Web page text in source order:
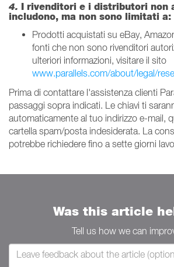
4. I rivenditori e i distributori non
includono, ma non sono limitati a:
Prodotti acquistati su eBay,
fonti che non sono rivenditori
ulteriori informazioni, visitare il sito
www.parallels.com/about/legal/
Prima di contattare l'assistenza clienti
passaggi sopra indicati. Le chiavi ti
automaticamente al tuo indirizzo e-mail,
cartella spam/posta indesiderata. La
potrebbe richiedere fino a sette giorni
Was this article
Tell us how we can